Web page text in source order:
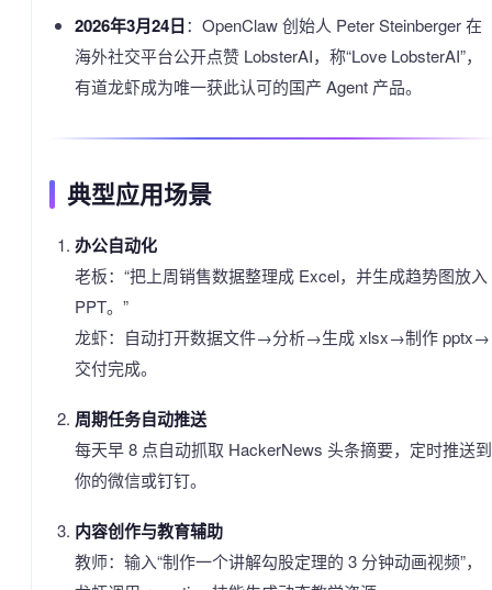
2026年3月24日：OpenClaw 创始人 Peter Steinberger 在
海外社交平台公开点赞 LobsterAI，称“Love LobsterAI”，
有道龙虾成为唯一获此认可的国产 Agent 产品。
典型应用场景
办公自动化
老板：“把上周销售数据整理成 Excel，并生成趋势图放入
PPT。”
龙虾：自动打开数据文件→分析→生成 xlsx→制作 pptx→
交付完成。
周期任务自动推送
每天早 8 点自动抓取 HackerNews 头条摘要，定时推送到
你的微信或钉钉。
内容创作与教育辅助
教师：输入“制作一个讲解勾股定理的 3 分钟动画视频”，